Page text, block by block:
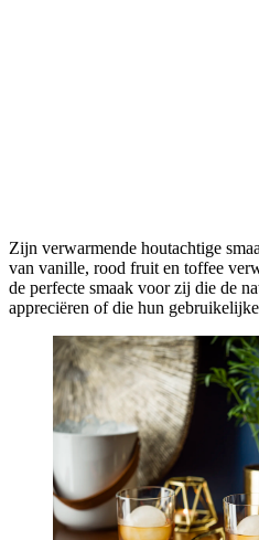
Zijn verwarmende houtachtige
van vanille, rood fruit en toffee
de perfecte smaak voor zij die de
appreciëren of die hun